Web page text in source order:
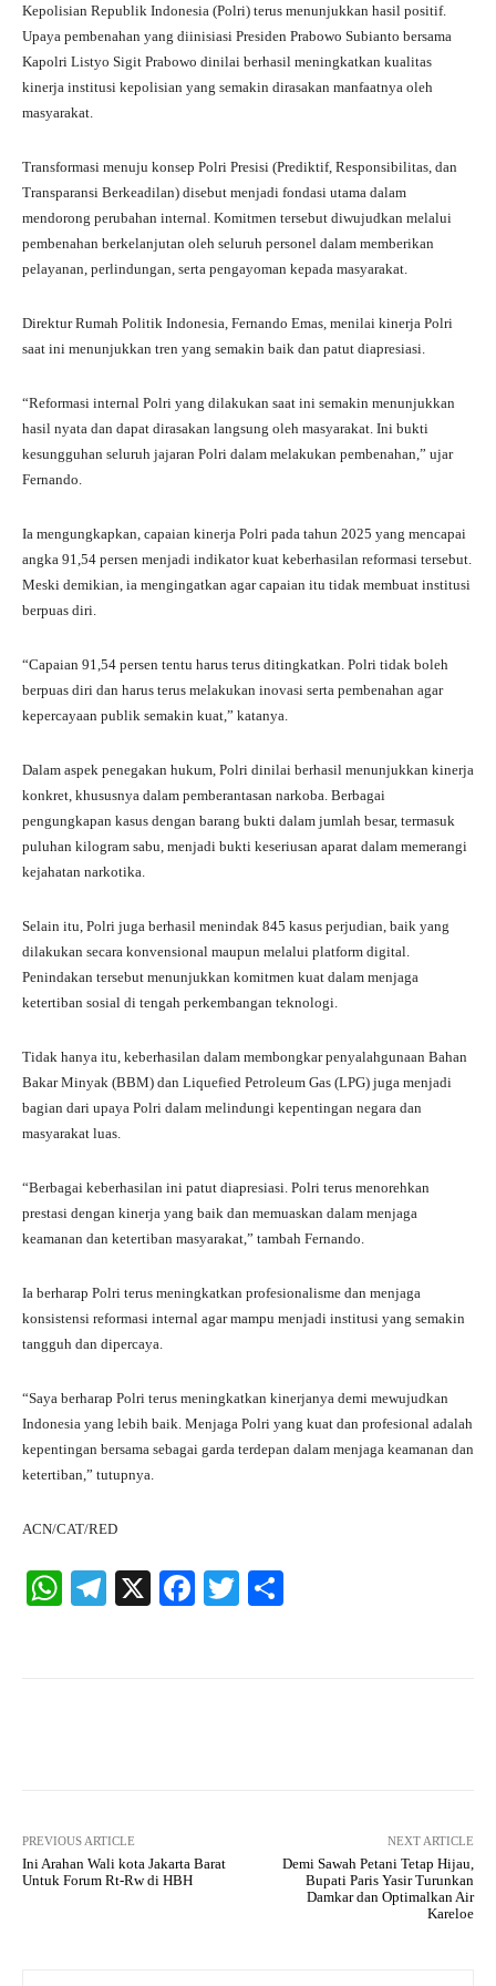
A
pp
a
m
ok r
Kepolisian Republik Indonesia (Polri) terus menunjukkan hasil positif.
Upaya pembenahan yang diinisiasi Presiden Prabowo Subianto bersama
Kapolri Listyo Sigit Prabowo dinilai berhasil meningkatkan kualitas
kinerja institusi kepolisian yang semakin dirasakan manfaatnya oleh
masyarakat.
Transformasi menuju konsep Polri Presisi (Prediktif, Responsibilitas, dan
Transparansi Berkeadilan) disebut menjadi fondasi utama dalam
mendorong perubahan internal. Komitmen tersebut diwujudkan melalui
pembenahan berkelanjutan oleh seluruh personel dalam memberikan
pelayanan, perlindungan, serta pengayoman kepada masyarakat.
Direktur Rumah Politik Indonesia, Fernando Emas, menilai kinerja Polri
saat ini menunjukkan tren yang semakin baik dan patut diapresiasi.
“Reformasi internal Polri yang dilakukan saat ini semakin menunjukkan
hasil nyata dan dapat dirasakan langsung oleh masyarakat. Ini bukti
kesungguhan seluruh jajaran Polri dalam melakukan pembenahan,” ujar
Fernando.
Ia mengungkapkan, capaian kinerja Polri pada tahun 2025 yang mencapai
angka 91,54 persen menjadi indikator kuat keberhasilan reformasi tersebut.
Meski demikian, ia mengingatkan agar capaian itu tidak membuat institusi
berpuas diri.
“Capaian 91,54 persen tentu harus terus ditingkatkan. Polri tidak boleh
berpuas diri dan harus terus melakukan inovasi serta pembenahan agar
kepercayaan publik semakin kuat,” katanya.
Dalam aspek penegakan hukum, Polri dinilai berhasil menunjukkan kinerja
konkret, khususnya dalam pemberantasan narkoba. Berbagai
pengungkapan kasus dengan barang bukti dalam jumlah besar, termasuk
puluhan kilogram sabu, menjadi bukti keseriusan aparat dalam memerangi
kejahatan narkotika.
Selain itu, Polri juga berhasil menindak 845 kasus perjudian, baik yang
dilakukan secara konvensional maupun melalui platform digital.
Penindakan tersebut menunjukkan komitmen kuat dalam menjaga
ketertiban sosial di tengah perkembangan teknologi.
Tidak hanya itu, keberhasilan dalam membongkar penyalahgunaan Bahan
Bakar Minyak (BBM) dan Liquefied Petroleum Gas (LPG) juga menjadi
bagian dari upaya Polri dalam melindungi kepentingan negara dan
masyarakat luas.
“Berbagai keberhasilan ini patut diapresiasi. Polri terus menorehkan
prestasi dengan kinerja yang baik dan memuaskan dalam menjaga
keamanan dan ketertiban masyarakat,” tambah Fernando.
Ia berharap Polri terus meningkatkan profesionalisme dan menjaga
konsistensi reformasi internal agar mampu menjadi institusi yang semakin
tangguh dan dipercaya.
“Saya berharap Polri terus meningkatkan kinerjanya demi mewujudkan
Indonesia yang lebih baik. Menjaga Polri yang kuat dan profesional adalah
kepentingan bersama sebagai garda terdepan dalam menjaga keamanan dan
ketertiban,” tutupnya.
ACN/CAT/RED
W
Te X
Fa
T
PREVIOUS ARTICLE
Ini Arahan Wali kota Jakarta Barat
Untuk Forum Rt-Rw di HBH
NEXT ARTICLE
Demi Sawah Petani Tetap Hijau,
Bupati Paris Yasir Turunkan
Damkar dan Optimalkan Air
Kareloe